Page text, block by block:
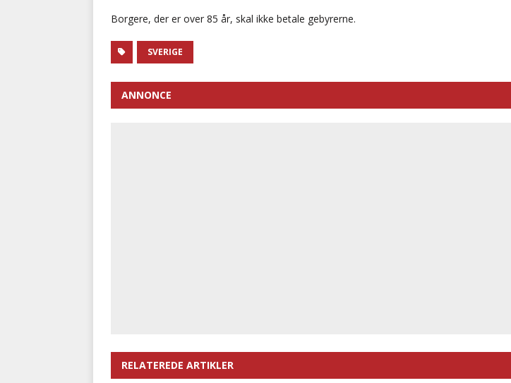
Borgere, der er over 85 år, skal ikke betale gebyrerne.
SVERIGE
ANNONCE
RELATEREDE ARTIKLER